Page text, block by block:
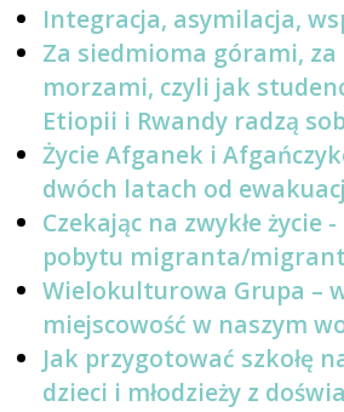
Integracja, asymilacja,
Za siedmioma górami,
morzami, czyli jak
Etiopii i Rwandy radzą
Życie Afganek i
dwóch latach od
Czekając na zwykłe życie
pobytu migranta/
Wielokulturowa Grupa –
miejscowość w naszym
Jak przygotować szkołę
dzieci i młodzieży z